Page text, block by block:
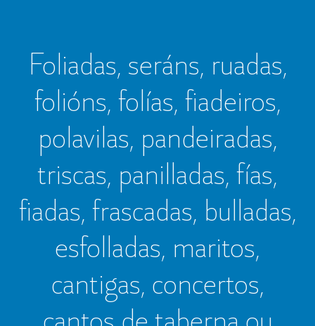
Foliadas, seráns, ruadas,
folións, folías, fiadeiros,
polavilas, pandeiradas,
triscas, panilladas, fías,
fiadas, frascadas, bulladas,
esfolladas, maritos,
cantigas, concertos,